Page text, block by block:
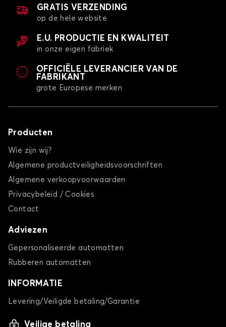
GRATIS VERZENDING
op de hele website
E.U. PRODUCTIE EN KWALITEIT
in onze eigen fabriek
OFFICIËLE LEVERANCIER VAN DE
FABRIKANT
grote Europese merken
Producten
Wie zijn wij?
Algemene productveiligheidsvoorschriften
Algemene verkoopvoorwaarden
Privacybeleid / Cookies
Contact
Adviezen
Gepersonaliseerde automatten
Rubberen automatten
INFORMATIE
Levering/Veiligde betaling/Garantie
Veilige betaling